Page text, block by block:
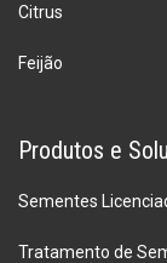
Citrus
Feijão
Produtos e
Sementes
Tratamento de